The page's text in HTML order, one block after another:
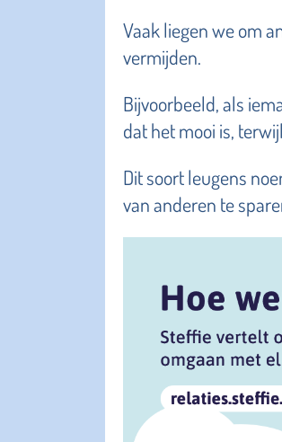
Vaak liegen we om
vermijden.
Bijvoorbeeld, als
dat het mooi is,
Dit soort leugens
van anderen te